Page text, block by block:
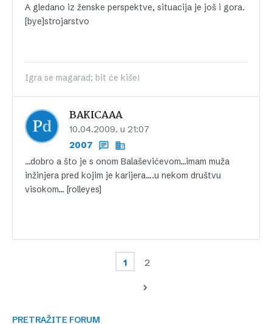
A gledano iz ženske perspektve, situacija je još i gora.
[bye]strojarstvo
Igra se magarad; bit će kiše!
BAKICAAA
10.04.2009. u 21:07
2007
…dobro a što je s onom Balaševićevom…imam muža
inžinjera pred kojim je karijera….u nekom društvu
visokom… [rolleyes]
1 2
PRETRAŽITE FORUM